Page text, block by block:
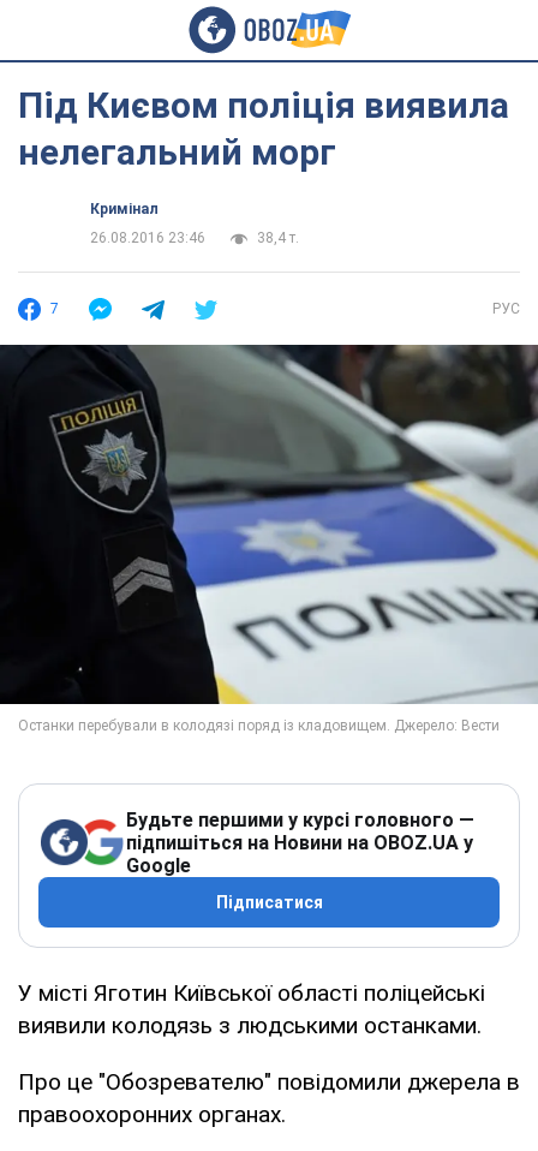
Під Києвом поліція виявила
нелегальний морг
Кримінал
26.08.2016 23:46
38,4 т.
7 РУС
Будьте першими у курсі головного —
підпишіться на Новини на OBOZ.UA у
Google
Підписатися
У місті Яготин Київської області поліцейські
виявили колодязь з людськими останками.
Про це "Обозревателю" повідомили джерела в
правоохоронних органах.